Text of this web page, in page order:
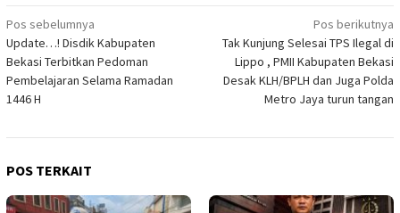
Navigasi
pos
Pos sebelumnya
Update…! Disdik Kabupaten
Bekasi Terbitkan Pedoman
Pembelajaran Selama Ramadan
1446 H
Pos berikutnya
Tak Kunjung Selesai TPS Ilegal di
Lippo , PMII Kabupaten Bekasi
Desak KLH/BPLH dan Juga Polda
Metro Jaya turun tangan
POS TERKAIT